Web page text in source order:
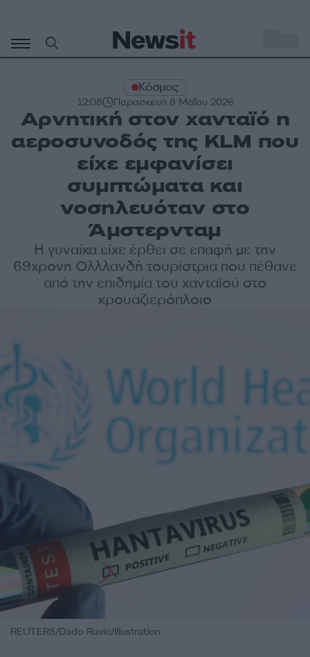
περιεχόμενο
Κόσμος
12:08 Παρασκευή 8 Μαΐου 2026
Αρνητική στον χανταϊό η
αεροσυνοδός της KLM που
είχε εμφανίσει
συμπτώματα και
νοσηλευόταν στο
Άμστερνταμ
Η γυναίκα είχε έρθει σε επαφή με την
69χρονη Ολλλανδή τουρίστρια που πέθανε
από την επιδημία του χανταϊού στο
κρουαζιερόπλοιο
REUTERS/Dado Ruvic/Illustration